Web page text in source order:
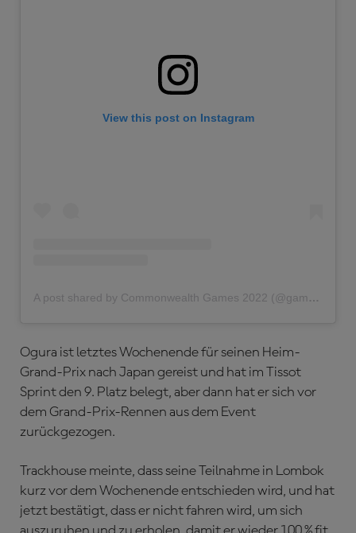
View this post on Instagram
A post shared by Commonwealth Games 2022 (@gamescommonwealth)
Ogura ist letztes Wochenende für seinen Heim-
Grand-Prix nach Japan gereist und hat im Tissot
Sprint den 9. Platz belegt, aber dann hat er sich vor
dem Grand-Prix-Rennen aus dem Event
zurückgezogen.
Trackhouse meinte, dass seine Teilnahme in Lombok
kurz vor dem Wochenende entschieden wird, und hat
jetzt bestätigt, dass er nicht fahren wird, um sich